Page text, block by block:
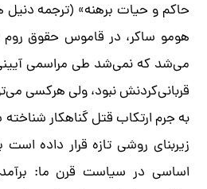
هومو ساکر، در قاموس حقوق روم
می‌شد که نمی‌شد طی مراسمی
قربانی‌کردنش نبود، ولی هرکسی
به جرم ارتکاب قتل گناهکار
زیربنای روشی تازه قرار داده
اساسی در سیاست قرن ما: